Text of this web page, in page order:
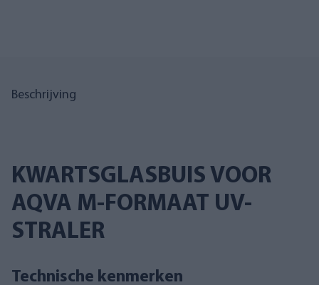
Beschrijving
KWARTSGLASBUIS VOOR
AQVA M-FORMAAT UV-
STRALER
Technische kenmerken